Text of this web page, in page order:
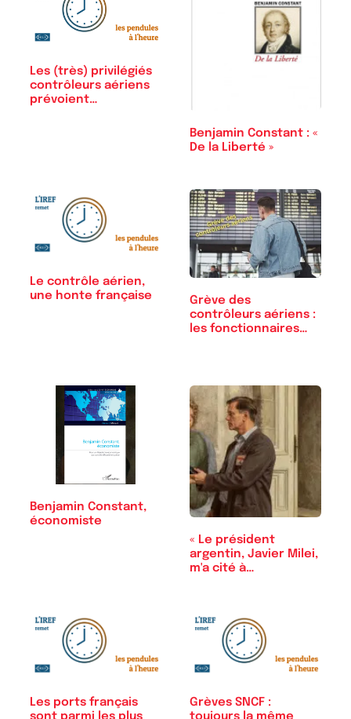
Les (très) privilégiés
contrôleurs aériens
prévoient…
Benjamin Constant : «
De la Liberté »
Le contrôle aérien,
une honte française
Grève des
contrôleurs aériens :
les fonctionnaires…
Benjamin Constant,
économiste
« Le président
argentin, Javier Milei,
m'a cité à…
Les ports français
sont parmi les plus
Grèves SNCF :
toujours la même